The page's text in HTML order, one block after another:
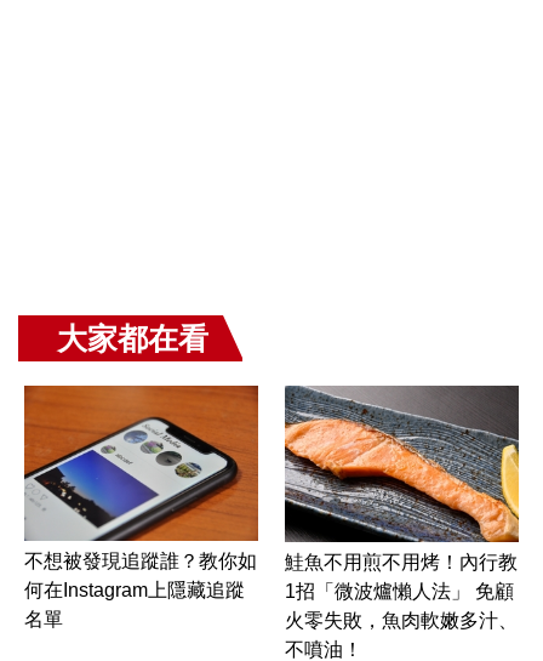
大家都在看
不想被發現追蹤誰？教你如
何在Instagram上隱藏追蹤
名單
鮭魚不用煎不用烤！內行教
1招「微波爐懶人法」 免顧
火零失敗，魚肉軟嫩多汁、
不噴油！